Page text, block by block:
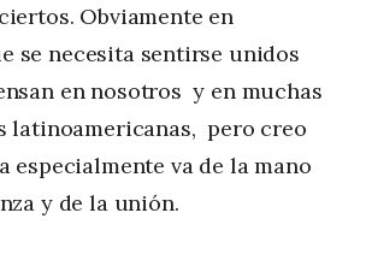
Obviamente en
se necesita sentirse unidos
en nosotros y en muchas
latinoamericanas, pero creo
especialmente va de la mano
y de la unión.